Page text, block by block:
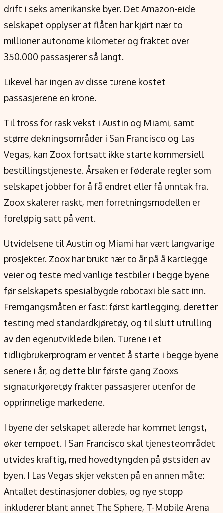
Verdensnyheter
Alt om penger på engelsk
drift i seks amerikanske byer. Det Amazon-eide
selskapet opplyser at flåten har kjørt nær to
millioner autonome kilometer og fraktet over
350.000 passasjerer så langt.
Likevel har ingen av disse turene kostet
passasjerene en krone.
Til tross for rask vekst i Austin og Miami, samt
større dekningsområder i San Francisco og Las
Vegas, kan Zoox fortsatt ikke starte kommersiell
bestillingstjeneste. Årsaken er føderale regler som
selskapet jobber for å få endret eller få unntak fra.
Zoox skalerer raskt, men forretningsmodellen er
foreløpig satt på vent.
Utvidelsene til Austin og Miami har vært langvarige
prosjekter. Zoox har brukt nær to år på å kartlegge
veier og teste med vanlige testbiler i begge byene
før selskapets spesialbygde robotaxi ble satt inn.
Fremgangsmåten er fast: først kartlegging, deretter
testing med standardkjøretøy, og til slutt utrulling
av den egenutviklede bilen. Turene i et
tidligbrukerprogram er ventet å starte i begge byene
senere i år, og dette blir første gang Zooxs
signaturkjøretøy frakter passasjerer utenfor de
opprinnelige markedene.
I byene der selskapet allerede har kommet lengst,
øker tempoet. I San Francisco skal tjenesteområdet
utvides kraftig, med hovedtyngden på østsiden av
byen. I Las Vegas skjer veksten på en annen måte:
Antallet destinasjoner dobles, og nye stopp
inkluderer blant annet The Sphere, T-Mobile Arena